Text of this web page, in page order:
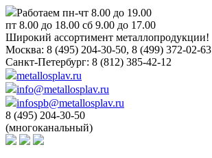
Работаем пн-чт 8.00 до 19.00
пт 8.00 до 18.00 сб 9.00 до 17.00
Широкий ассортимент металлопродукции!
Москва: 8 (495) 204-30-50, 8 (499) 372-02-63
Санкт-Петербург: 8 (812) 385-42-12
metallosplav.ru
info@metallosplav.ru
infospb@metallosplav.ru
8 (495) 204-30-50
(многоканальный)